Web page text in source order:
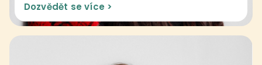
Dozvědět se více >